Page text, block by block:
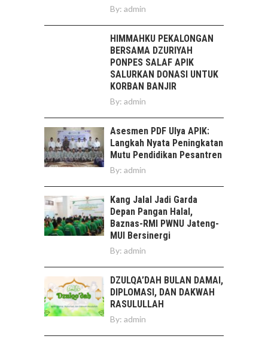
By: admin
HIMMAHKU PEKALONGAN
BERSAMA DZURIYAH
PONPES SALAF APIK
SALURKAN DONASI UNTUK
KORBAN BANJIR
By: admin
Asesmen PDF Ulya APIK:
Langkah Nyata Peningkatan
Mutu Pendidikan Pesantren
By: admin
Kang Jalal Jadi Garda
Depan Pangan Halal,
Baznas-RMI PWNU Jateng-
MUI Bersinergi
By: admin
DZULQA’DAH BULAN DAMAI,
DIPLOMASI, DAN DAKWAH
RASULULLAH
By: admin